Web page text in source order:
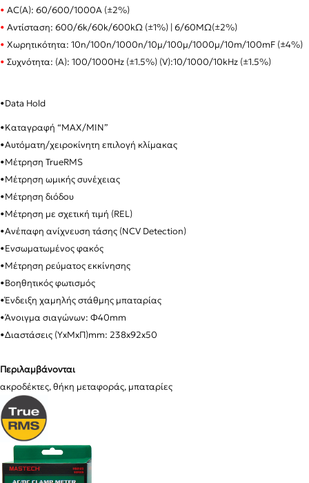
• AC(A): 60/600/1000A (±2%)
• Αντίσταση: 600/6k/60k/600kΩ (±1%) | 6/60ΜΩ(±2%)
• Χωρητικότητα: 10n/100n/1000n/10μ/100μ/1000μ/10m/100mF (±4%)
• Συχνότητα: (A): 100/1000Hz (±1.5%) (V):10/1000/10kHz (±1.5%)
•Data Hold
•Καταγραφή “MAX/MIN”
•Αυτόματη/χειροκίνητη επιλογή κλίμακας
•Μέτρηση TrueRMS
•Μέτρηση ωμικής συνέχειας
•Μέτρηση διόδου
•Μέτρηση με σχετική τιμή (REL)
•Ανέπαφη ανίχνευση τάσης (NCV Detection)
•Ενσωματωμένος φακός
•Μέτρηση ρεύματος εκκίνησης
•Βοηθητικός φωτισμός
•Ένδειξη χαμηλής στάθμης μπαταρίας
•Άνοιγμα σιαγώνων: Φ40mm
•Διαστάσεις (ΥxΜxΠ)mm: 238x92x50
Περιλαμβάνονται
ακροδέκτες, θήκη μεταφοράς, μπαταρίες